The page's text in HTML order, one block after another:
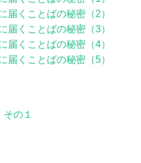
くことばの秘密（2）
くことばの秘密（3）
くことばの秘密（4）
くことばの秘密（5）
の１